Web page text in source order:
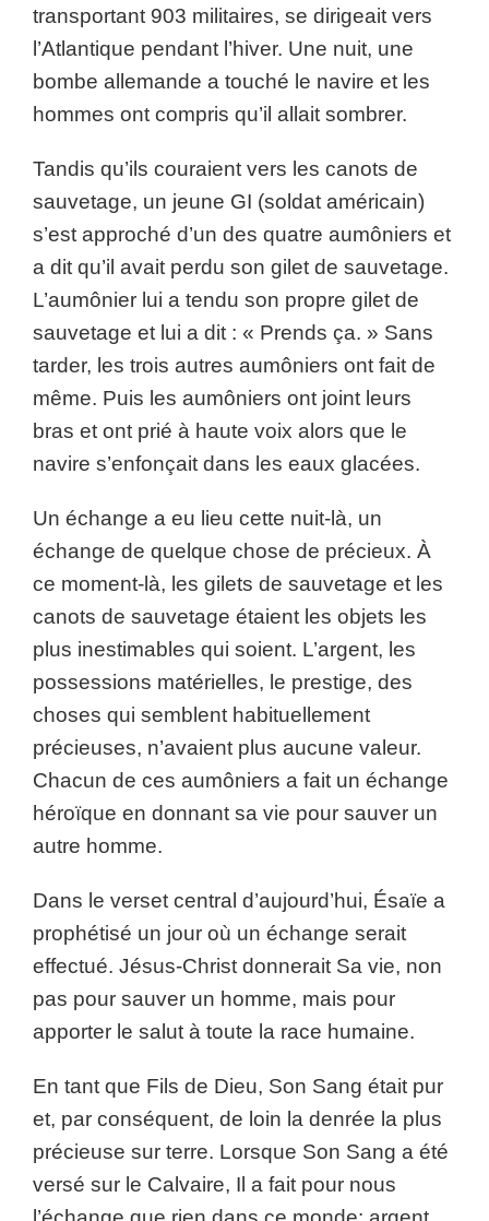
transportant 903 militaires, se dirigeait vers
l’Atlantique pendant l’hiver. Une nuit, une
bombe allemande a touché le navire et les
hommes ont compris qu’il allait sombrer.
Tandis qu’ils couraient vers les canots de
sauvetage, un jeune GI (soldat américain)
s’est approché d’un des quatre aumôniers et
a dit qu’il avait perdu son gilet de sauvetage.
L’aumônier lui a tendu son propre gilet de
sauvetage et lui a dit : « Prends ça. » Sans
tarder, les trois autres aumôniers ont fait de
même. Puis les aumôniers ont joint leurs
bras et ont prié à haute voix alors que le
navire s’enfonçait dans les eaux glacées.
Un échange a eu lieu cette nuit-là, un
échange de quelque chose de précieux. À
ce moment-là, les gilets de sauvetage et les
canots de sauvetage étaient les objets les
plus inestimables qui soient. L’argent, les
possessions matérielles, le prestige, des
choses qui semblent habituellement
précieuses, n’avaient plus aucune valeur.
Chacun de ces aumôniers a fait un échange
héroïque en donnant sa vie pour sauver un
autre homme.
Dans le verset central d’aujourd’hui, Ésaïe a
prophétisé un jour où un échange serait
effectué. Jésus-Christ donnerait Sa vie, non
pas pour sauver un homme, mais pour
apporter le salut à toute la race humaine.
En tant que Fils de Dieu, Son Sang était pur
et, par conséquent, de loin la denrée la plus
précieuse sur terre. Lorsque Son Sang a été
versé sur le Calvaire, Il a fait pour nous